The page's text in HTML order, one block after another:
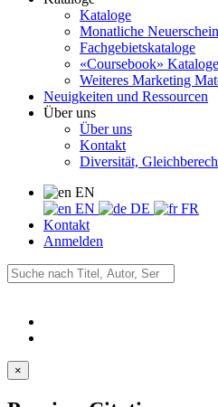
Kataloge
Monatliche
Fachgebietskataloge
«Coursebook» Kataloge
Weiteres Marketing
Neuigkeiten und Ressourcen
Über uns
Über uns
Kontakt
Diversität,
EN
EN
DE
FR
Kontakt
Anmelden
×